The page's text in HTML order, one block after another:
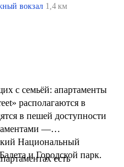
вокзал 1,4 км
с семьёй: апартаменты
располагаются в
в пешей доступности
—
Национальный
и Городской парк.
есть